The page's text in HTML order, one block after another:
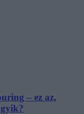
– ez az,